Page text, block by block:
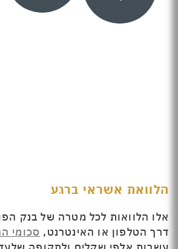
הלוואת אשראי ברגע
אלו הלוואות לכל מטרה של בנק
דרך הטלפון או האינטרנט, סכומי